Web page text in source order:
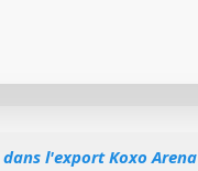
l'export Koxo Arena